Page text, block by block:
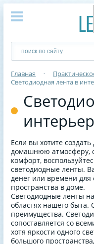
Главная •
Светодиодная лента в
Если вы хотите
домашнюю атмосферу,
комфорт,
светодиодные ленты.
денег или времени для
пространства в доме.
Светодиодные ленты
областях нашего
преимущества.
сопоставляется со
хотя яркости одного
большого